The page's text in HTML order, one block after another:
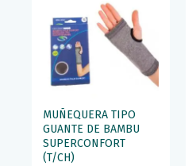
MUÑEQUERA TIPO
GUANTE DE BAMBU
SUPERCONFORT
(T/CH)